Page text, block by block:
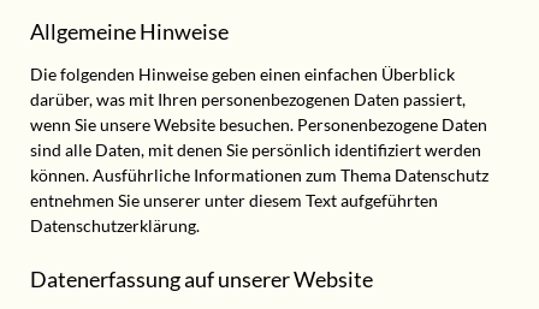
Allgemeine Hinweise
Die folgenden Hinweise geben einen einfachen Überblick
darüber, was mit Ihren personenbezogenen Daten passiert,
wenn Sie unsere Website besuchen. Personenbezogene Daten
sind alle Daten, mit denen Sie persönlich identifiziert werden
können. Ausführliche Informationen zum Thema Datenschutz
entnehmen Sie unserer unter diesem Text aufgeführten
Datenschutzerklärung.
Datenerfassung auf unserer Website